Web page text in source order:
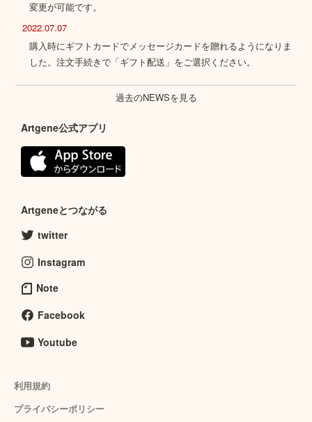
変更が可能です。
2022.07.07
購入時にギフトカードでメッセージカードを贈れるようになりま
した。注文手続きで「ギフト配送」をご選択ください。
過去のNEWSを見る
Artgene公式アプリ
Artgeneとつながる
twitter
Instagram
Note
Facebook
Youtube
利用規約
プライバシーポリシー